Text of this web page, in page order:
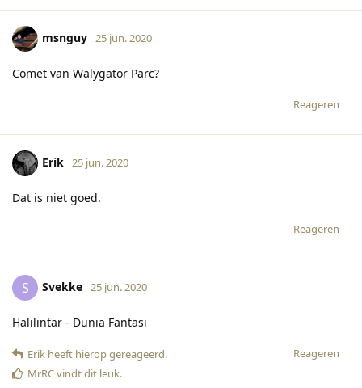
msnguy 25 jun. 2020
Comet van Walygator Parc?
Reageren
Erik 25 jun. 2020
Dat is niet goed.
Reageren
S Svekke 25 jun. 2020
Halilintar - Dunia Fantasi
Reageren
Erik heeft hierop gereageerd.
MrRCvindt dit leuk.